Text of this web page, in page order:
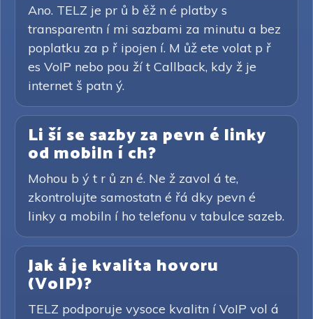
Ano. TELZ je pr ů b ěž n é platby s
transparentn í mi sazbami za minutu a bez
poplatku za p ř ipojen í. M ůž ete volat p ř
es VoIP nebo pou ží t Callback, kdy ž je
internet š patn ý.
Li ší se sazby za pevn é linky
od mobiln í ch?
Mohou b ý t r ů zn é. Ne ž zavol á te,
zkontrolujte samostatn é řá dky pevn é
linky a mobiln í ho telefonu v tabulce sazeb.
Jak á je kvalita hovoru
(VoIP)?
TELZ podporuje vysoce kvalitn í VoIP vol á